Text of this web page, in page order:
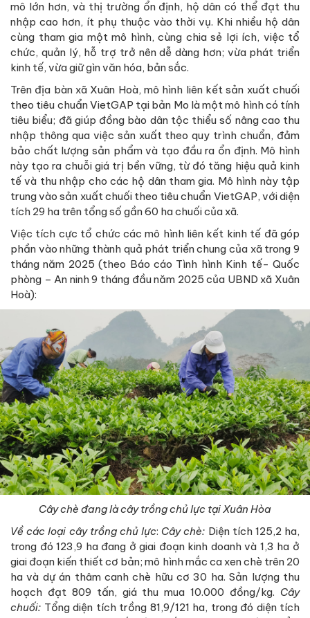
mô lớn hơn, và thị trường ổn định, hộ dân có thể đạt thu
nhập cao hơn, ít phụ thuộc vào thời vụ. Khi nhiều hộ dân
cùng tham gia một mô hình, cùng chia sẻ lợi ích, việc tổ
chức, quản lý, hỗ trợ trở nên dễ dàng hơn; vừa phát triển
kinh tế, vừa giữ gìn văn hóa, bản sắc.
Trên địa bàn xã Xuân Hoà, mô hình liên kết sản xuất chuối
theo tiêu chuẩn VietGAP tại bản Mo là một mô hình có tính
tiêu biểu; đã giúp đồng bào dân tộc thiểu số nâng cao thu
nhập thông qua việc sản xuất theo quy trình chuẩn, đảm
bảo chất lượng sản phẩm và tạo đầu ra ổn định. Mô hình
này tạo ra chuỗi giá trị bền vững, từ đó tăng hiệu quả kinh
tế và thu nhập cho các hộ dân tham gia. Mô hình này tập
trung vào sản xuất chuối theo tiêu chuẩn VietGAP, với diện
tích 29 ha trên tổng số gần 60 ha chuối của xã.
Việc tích cực tổ chức các mô hình liên kết kinh tế đã góp
phần vào những thành quả phát triển chung của xã trong 9
tháng năm 2025 (theo Báo cáo Tình hình Kinh tế- Quốc
phòng – An ninh 9 tháng đầu năm 2025 của UBND xã Xuân
Hoà):
Cây chè đang là cây trồng chủ lực tại Xuân Hòa
Về các loại cây trồng chủ lực: Cây chè: Diện tích 125,2 ha,
trong đó 123,9 ha đang ở giai đoạn kinh doanh và 1,3 ha ở
giai đoạn kiến thiết cơ bản; mô hình mắc ca xen chè trên 20
ha và dự án thâm canh chè hữu cơ 30 ha. Sản lượng thu
hoạch đạt 809 tấn, giá thu mua 10.000 đồng/kg. Cây
chuối: Tổng diện tích trồng 81,9/121 ha, trong đó diện tích